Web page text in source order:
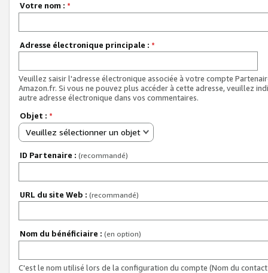
Votre nom : *
Adresse électronique principale : *
Veuillez saisir l'adresse électronique associée à votre compte
Amazon.fr. Si vous ne pouvez plus accéder à cette adresse, veuillez
autre adresse électronique dans vos commentaires.
Objet : *
Veuillez sélectionner un objet
ID Partenaire : (recommandé)
URL du site Web : (recommandé)
Nom du bénéficiaire : (en option)
C'est le nom utilisé lors de la configuration du compte (Nom du